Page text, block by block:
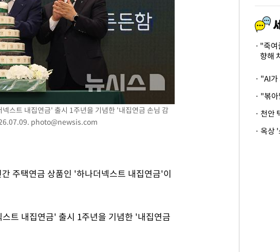
스트 내집연금' 출시 1주년을 기념한 '내집연금 손님 감
photo@newsis.com
주택연금 상품인 '하나더넥스트 내집연금'이
트 내집연금' 출시 1주년을 기념한 '내집연금
"죽여
향해